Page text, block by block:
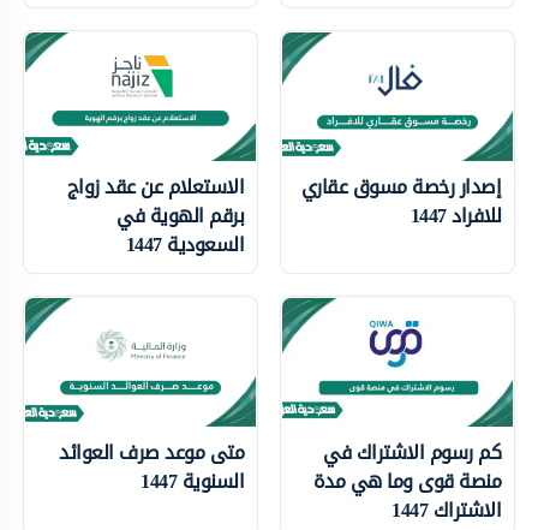
إصدار رخصة مسوق عقاري
للافراد 1447
الاستعلام عن عقد زواج
برقم الهوية في
السعودية 1447
كم رسوم الاشتراك في
منصة قوى وما هي مدة
الاشتراك 1447
متى موعد صرف العوائد
السنوية 1447